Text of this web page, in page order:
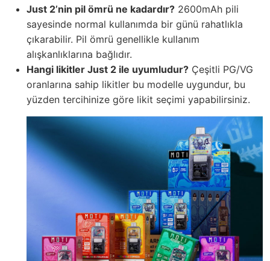
Just 2’nin pil ömrü ne kadardır? 2600mAh pili
sayesinde normal kullanımda bir günü rahatlıkla
çıkarabilir. Pil ömrü genellikle kullanım
alışkanlıklarına bağlıdır.
Hangi likitler Just 2 ile uyumludur? Çeşitli PG/VG
oranlarına sahip likitler bu modelle uygundur, bu
yüzden tercihinize göre likit seçimi yapabilirsiniz.